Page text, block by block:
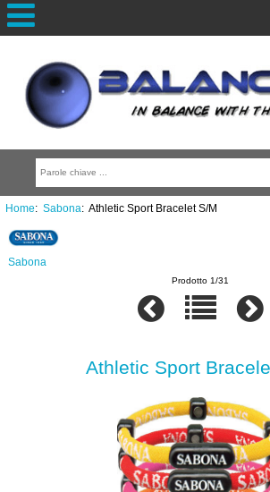
Home: Sabona: Athletic Sport Bracelet S/M
Sabona
Prodotto 1/31
Athletic Sport